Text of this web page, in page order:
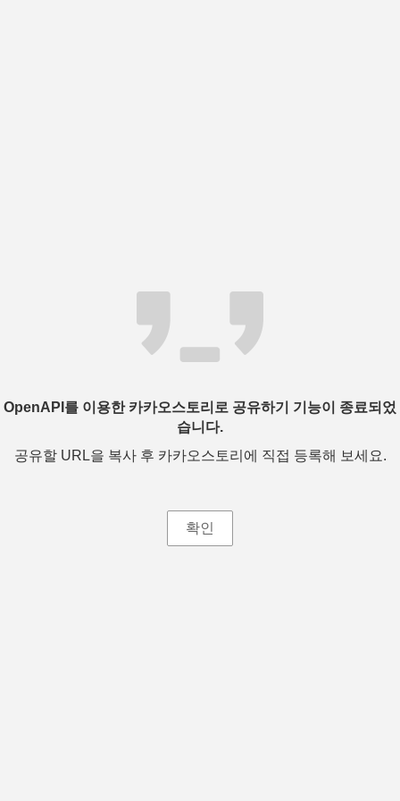
OpenAPI를 이용한 카카오스토리로 공유하기 기능이 종료되었
습니다.
공유할 URL을 복사 후 카카오스토리에 직접 등록해 보세요.
확인